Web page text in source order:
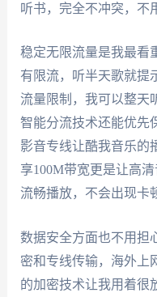
听书，完全不冲突，不
稳定无限流量是我最看
有限流，听半天歌就提
流量限制，我可以整天
智能分流技术还能优先
影音专线让酷我音乐的
享100M带宽更是让高
流畅播放，不会出现卡
数据安全方面也不用担
密和专线传输，海外上
的加密技术让我用着很